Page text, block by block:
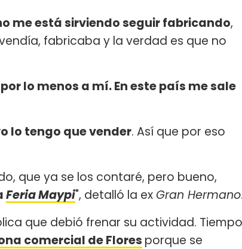
me está sirviendo seguir fabricando,
fabricaba y la verdad es que no
lo menos a mí. En este país me sale
lo tengo que vender. Así que por eso
que ya se los contaré, pero bueno,
Feria Maypi", detalló la ex Gran Hermano
que debió frenar su actividad. Tiempo
comercial de Flores porque se